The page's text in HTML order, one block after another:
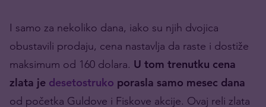
I samo za nekoliko dana, iako su njih dvojica
obustavili prodaju, cena nastavlja da raste i dostiže
maksimum od 160 dolara. U tom trenutku cena
zlata je desetostruko porasla samo mesec dana
od početka Guldove i Fiskove akcije. Ovaj reli zlata